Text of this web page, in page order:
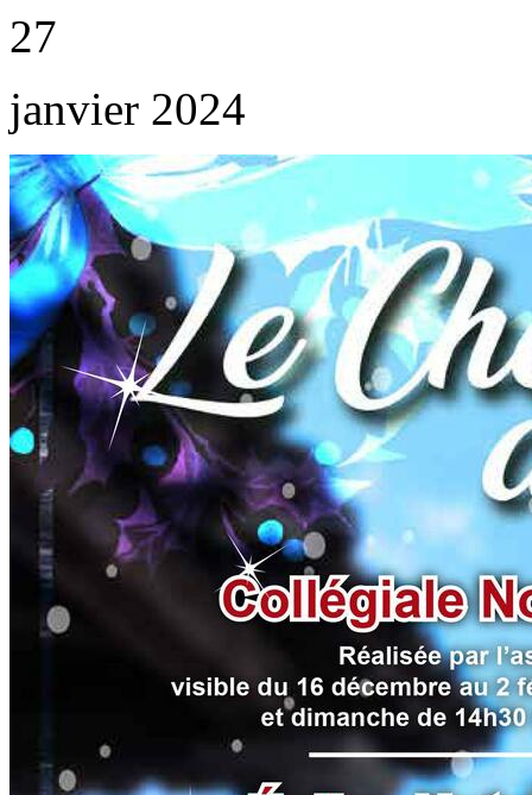
27
janvier 2024